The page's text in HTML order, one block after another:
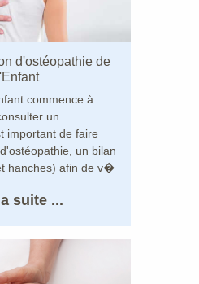
d'ostéopathie de
l'Enfant
commence à
un
important de faire
un bilan
hanches) afin de v�
suite ...